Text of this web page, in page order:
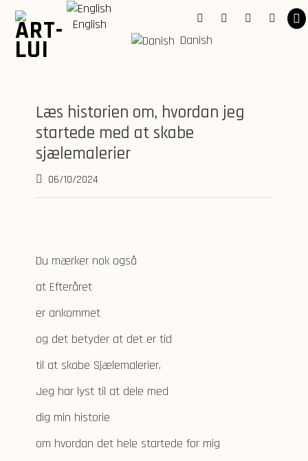
Skip
content
Facebook
English
Danish
Læs historien om, hvordan jeg
startede med at skabe
sjælemalerier
06/10/2024
Du mærker nok også
at Efteråret
er ankommet
og det betyder at det er tid
til at skabe Sjælemalerier.
Jeg har lyst til at dele med
dig min historie
om hvordan det hele startede for mig